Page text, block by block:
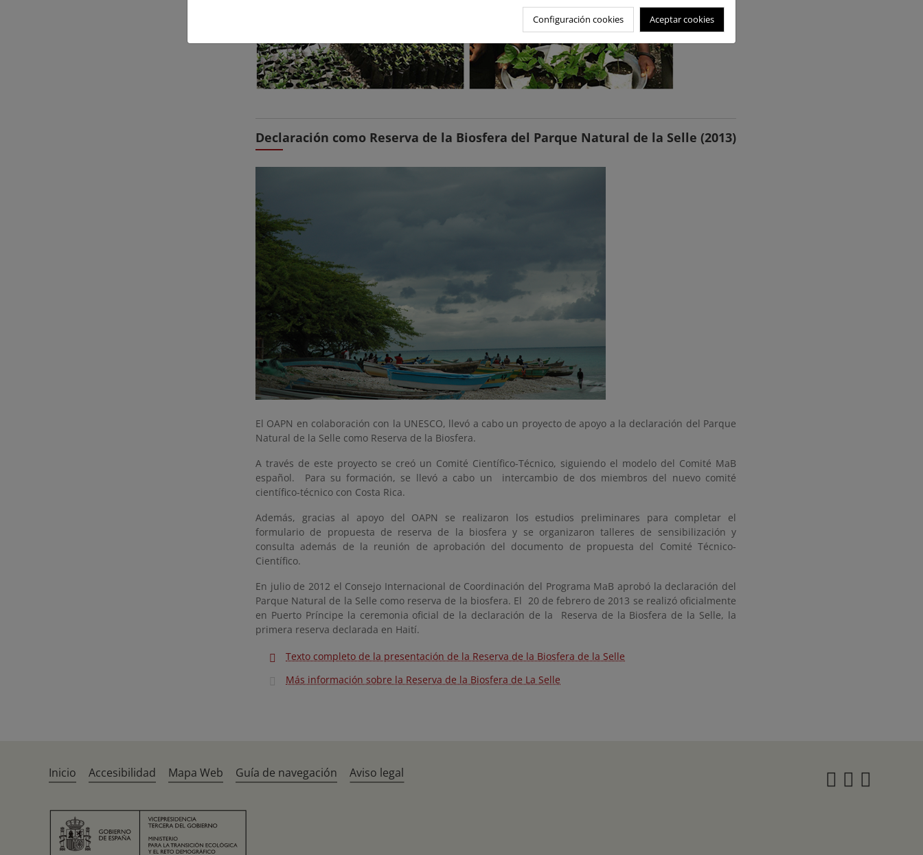
Declaración como Reserva de la Biosfera del Parque Natural de la Selle (2013)
El OAPN en colaboración con la UNESCO, llevó a cabo un proyecto de apoyo a la declaración del Parque
Natural de la Selle como Reserva de la Biosfera.
A través de este proyecto se creó un Comité Científico-Técnico, siguiendo el modelo del Comité MaB
español. Para su formación, se llevó a cabo un intercambio de dos miembros del nuevo comité
científico-técnico con Costa Rica.
Además, gracias al apoyo del OAPN se realizaron los estudios preliminares para completar el
formulario de propuesta de reserva de la biosfera y se organizaron talleres de sensibilización y
consulta además de la reunión de aprobación del documento de propuesta del Comité Técnico-
Científico.
En julio de 2012 el Consejo Internacional de Coordinación del Programa MaB aprobó la declaración del
Parque Natural de la Selle como reserva de la biosfera. El 20 de febrero de 2013 se realizó oficialmente
en Puerto Príncipe la ceremonia oficial de la declaración de la Reserva de la Biosfera de la Selle, la
primera reserva declarada en Haití.
Texto completo de la presentación de la Reserva de la Biosfera de la Selle
Más información sobre la Reserva de la Biosfera de La Selle
Configuración cookies Aceptar cookies
Inicio Accesibilidad Mapa Web Guía de navegación Aviso legal Twitter